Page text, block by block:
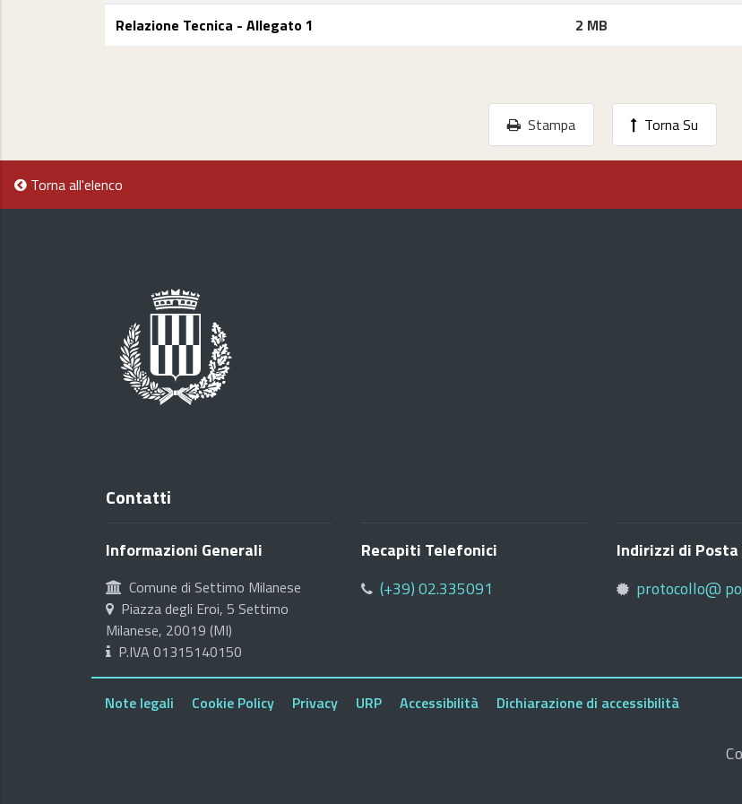
Relazione Tecnica - Allegato 1
2 MB
Stampa Torna Su
Torna all'elenco
Contatti
Informazioni Generali
Comune di Settimo Milanese
Piazza degli Eroi, 5 Settimo
Milanese, 20019 (MI)
P.IVA 01315140150
Recapiti Telefonici
(+39) 02.335091
Indirizzi di
protocollo@
Note legali Cookie Policy Privacy URP Accessibilità Dichiarazione di accessibilità